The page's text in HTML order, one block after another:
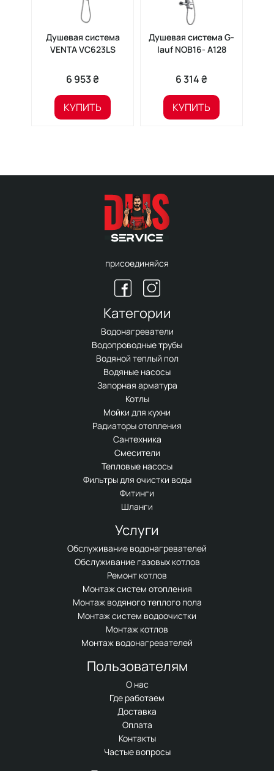
Душевая система
VENTA VC623LS
6 953 ₴
КУПИТЬ
Душевая система G-
lauf NOB16- A128
6 314 ₴
КУПИТЬ
присоединяйся
Категории
Водонагреватели
Водопроводные трубы
Водяной теплый пол
Водяные насосы
Запорная арматура
Котлы
Мойки для кухни
Радиаторы отопления
Сантехника
Смесители
Тепловые насосы
Фильтры для очистки воды
Фитинги
Шланги
Услуги
Обслуживание водонагревателей
Обслуживание газовых котлов
Ремонт котлов
Монтаж систем отопления
Монтаж водяного теплого пола
Монтаж систем водоочистки
Монтаж котлов
Монтаж водонагревателей
Пользователям
О нас
Где работаем
Доставка
Оплата
Контакты
Частые вопросы